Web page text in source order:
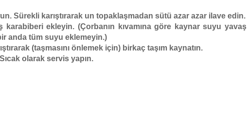
Sürekli karıştırarak un topaklaşmadan sütü azar azar ilave edin.
ekleyin. (Çorbanın kıvamına göre kaynar suyu yavaş
anda tüm suyu eklemeyin.)
(taşmasını önlemek için) birkaç taşım kaynatın.
olarak servis yapın.